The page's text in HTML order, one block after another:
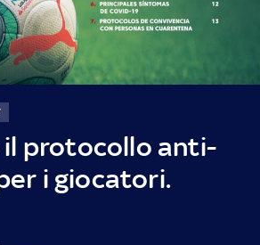
il protocollo anti-
i giocatori.